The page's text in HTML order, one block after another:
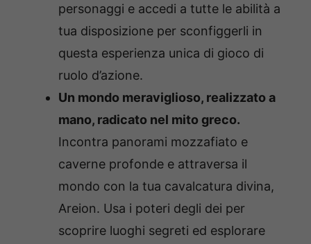
personaggi e accedi a tutte le abilità a
tua disposizione per sconfiggerli in
questa esperienza unica di gioco di
ruolo d’azione.
Un mondo meraviglioso, realizzato a
mano, radicato nel mito greco.
Incontra panorami mozzafiato e
caverne profonde e attraversa il
mondo con la tua cavalcatura divina,
Areion. Usa i poteri degli dei per
scoprire luoghi segreti ed esplorare